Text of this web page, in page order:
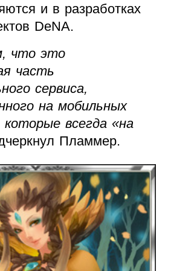
и в разработках
DeNA.
что это
часть
сервиса,
на мобильных
которые всегда «на
Пламмер.